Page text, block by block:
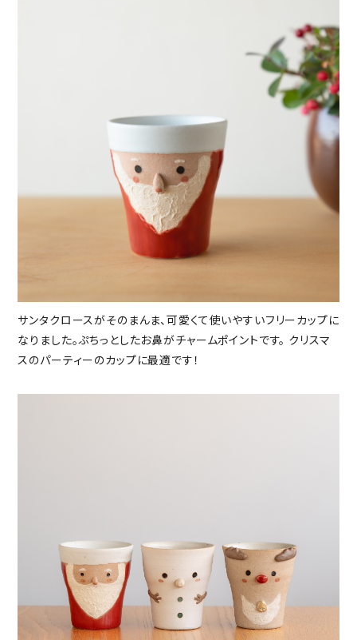
サンタクロースがそのまんま、可愛くて使いやすいフリーカップに
なりました。ぷちっとしたお鼻がチャームポイントです。 クリスマ
スのパーティーのカップに最適です！